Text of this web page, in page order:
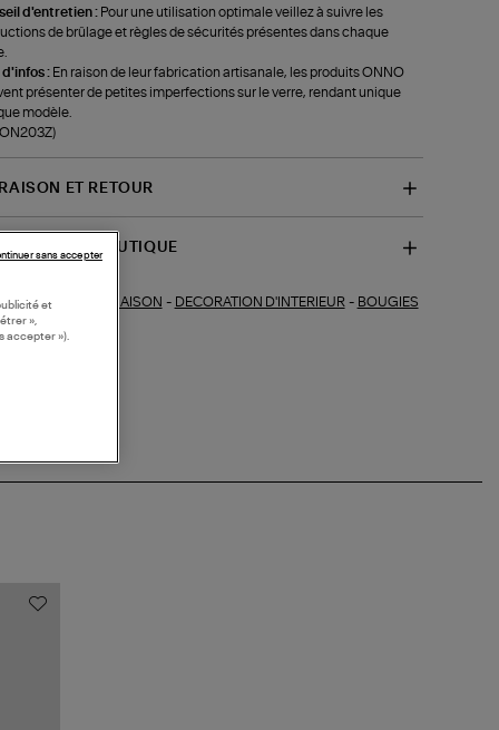
d'entretien : Pour une utilisation optimale veillez à suivre les
de brûlage et règles de sécurités présentes dans chaque
d'infos : En raison de leur fabrication artisanale, les produits ONNO
présenter de petites imperfections sur le verre, rendant unique
modèle.
ET RETOUR
BOUTIQUE
similaires : MAISON - DECORATION D'INTERIEUR- BOUGIES
et
»,
accepter »).
sans accepter